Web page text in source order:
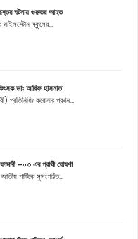
ঘটনায় গুরুতর আহত
মাইলস্টোন স্কুলের...
ডাঃ আরিফ হাসনাত
প্রতিনিধিঃ করোনার প্রথম...
-০৩ এর প্রার্থী ঘোষণা
পার্টিকে সুসংগঠিত...